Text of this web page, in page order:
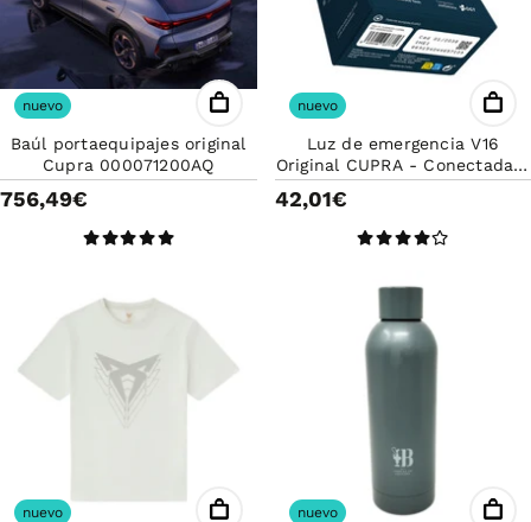
Baúl portaequipajes original
Cupra 000071200AQ
756,49€
nuevo
Luz de emergencia V16
Original CUPRA - Conectada a
DGT 000052122H
42,01€
nuevo
nuevo nuevo